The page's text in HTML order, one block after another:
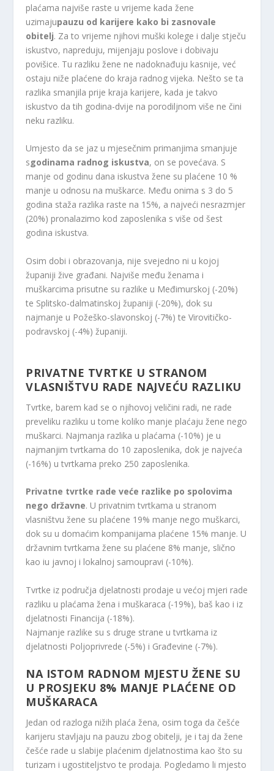
plaćama najviše raste u vrijeme kada žene
uzimajupauzu od karijere kako bi zasnovale
obitelj. Za to vrijeme njihovi muški kolege i dalje stječu
iskustvo, napreduju, mijenjaju poslove i dobivaju
povišice. Tu razliku žene ne nadoknađuju kasnije, već
ostaju niže plaćene do kraja radnog vijeka. Nešto se ta
razlika smanjila prije kraja karijere, kada je takvo
iskustvo da tih godina-dvije na porodiljnom više ne čini
neku razliku.
Umjesto da se jaz u mjesečnim primanjima smanjuje
sgodinama radnog iskustva, on se povećava. S
manje od godinu dana iskustva žene su plaćene 10 %
manje u odnosu na muškarce. Među onima s 3 do 5
godina staža razlika raste na 15%, a najveći nesrazmjer
(20%) pronalazimo kod zaposlenika s više od šest
godina iskustva.
Osim dobi i obrazovanja, nije svejedno ni u kojoj
županiji žive građani. Najviše među ženama i
muškarcima prisutne su razlike u Međimurskoj (-20%)
te Splitsko-dalmatinskoj županiji (-20%), dok su
najmanje u Požeško-slavonskoj (-7%) te Virovitičko-
podravskoj (-4%) županiji.
PRIVATNE TVRTKE U STRANOM
VLASNIŠTVU RADE NAJVEĆU RAZLIKU
Tvrtke, barem kad se o njihovoj veličini radi, ne rade
preveliku razliku u tome koliko manje plaćaju žene nego
muškarci. Najmanja razlika u plaćama (-10%) je u
najmanjim tvrtkama do 10 zaposlenika, dok je najveća
(-16%) u tvrtkama preko 250 zaposlenika.
Privatne tvrtke rade veće razlike po spolovima
nego državne. U privatnim tvrtkama u stranom
vlasništvu žene su plaćene 19% manje nego muškarci,
dok su u domaćim kompanijama plaćene 15% manje. U
državnim tvrtkama žene su plaćene 8% manje, slično
kao iu javnoj i lokalnoj samoupravi (-10%).
Tvrtke iz područja djelatnosti prodaje u većoj mjeri rade
razliku u plaćama žena i muškaraca (-19%), baš kao i iz
djelatnosti Financija (-18%).
Najmanje razlike su s druge strane u tvrtkama iz
djelatnosti Poljoprivrede (-5%) i Građevine (-7%).
NA ISTOM RADNOM MJESTU ŽENE SU
U PROSJEKU 8% MANJE PLAĆENE OD
MUŠKARACA
Jedan od razloga nižih plaća žena, osim toga da češće
karijeru stavljaju na pauzu zbog obitelji, je i taj da žene
češće rade u slabije plaćenim djelatnostima kao što su
turizam i ugostiteljstvo te prodaja. Pogledamo li mjesto